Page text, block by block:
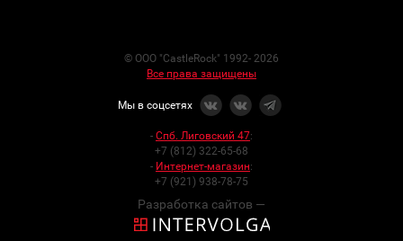
© ООО "CastleRock" 1992- 2026
Все права защищены
Мы в соцсетях
- Спб. Лиговский 47:
+7 (812) 322-65-68
- Интернет-магазин:
+7 (921) 938-78-75
Разработка сайтов —